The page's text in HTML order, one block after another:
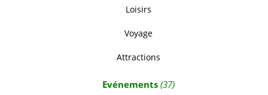
Loisirs
Voyage
Attractions
Evénements (37)